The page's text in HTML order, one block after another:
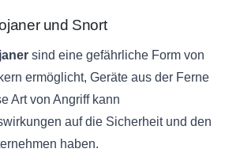
und Snort
sind eine gefährliche Form von
ermöglicht, Geräte aus der Ferne
Art von Angriff kann
auf die Sicherheit und den
haben.